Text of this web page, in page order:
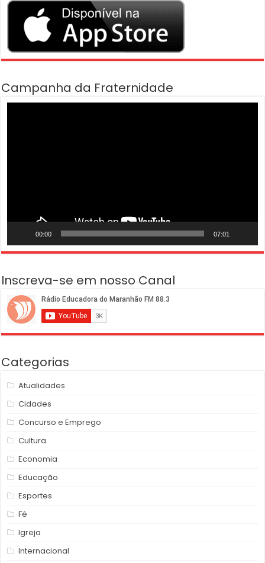
Campanha da Fraternidade
00:00 07:01
Inscreva-se em nosso Canal
Categorias
Atualidades
Cidades
Concurso e Emprego
Cultura
Economia
Educação
Esportes
Fé
Igreja
Internacional